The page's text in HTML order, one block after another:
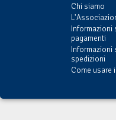
Chi siamo
Informazioni
pagamenti
Informazioni
spedizioni
Come usare